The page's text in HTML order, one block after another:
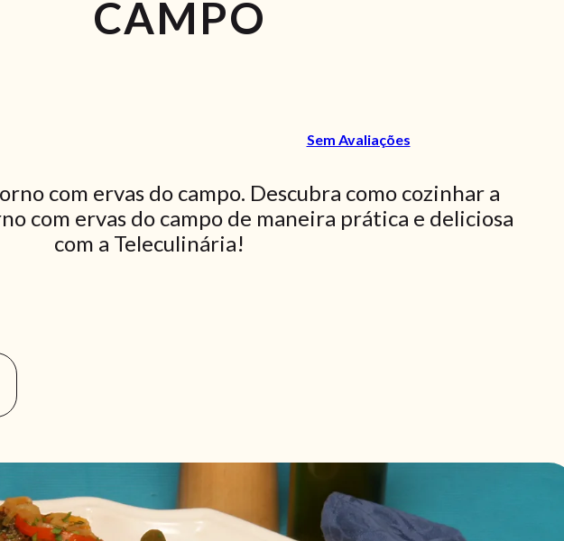
CAMPO
Sem Avaliações
com ervas do campo. Descubra como cozinhar a
com ervas do campo de maneira prática e deliciosa
com a Teleculinária!